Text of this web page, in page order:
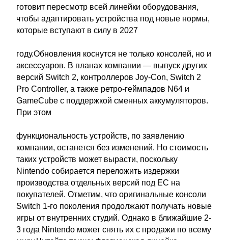
готовит пересмотр всей линейки оборудования,
чтобы адаптировать устройства под новые нормы,
которые вступают в силу в 2027
году.Обновления коснутся не только консолей, но и
аксессуаров. В планах компании — выпуск других
версий Switch 2, контроллеров Joy-Con, Switch 2
Pro Controller, а также ретро-геймпадов N64 и
GameCube с поддержкой сменных аккумуляторов.
При этом
функциональность устройств, по заявлению
компании, останется без изменений. Но стоимость
таких устройств может вырасти, поскольку
Nintendo собирается переложить издержки
производства отдельных версий под ЕС на
покупателей. Отметим, что оригинальные консоли
Switch 1-го поколения продолжают получать новые
игры от внутренних студий. Однако в ближайшие 2-
3 года Nintendo может снять их с продажи по всему